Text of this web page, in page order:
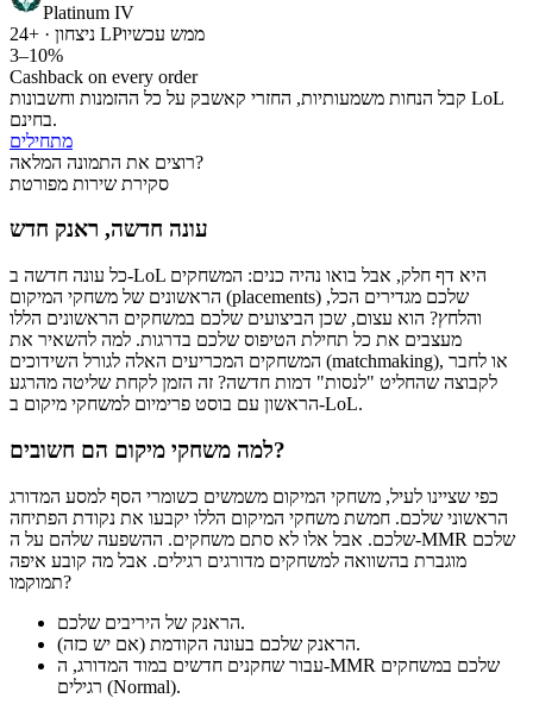
Platinum IV
ניצחון · +24 LPממש עכשיו
3–10%
Cashback on every order
קבל הנחות משמעותיות, החזרי קאשבק על כל ההזמנות וחשבונות LoL
בחינם.
מתחילים
רוצים את התמונה המלאה?
סקירת שירות מפורטת
עונה חדשה, ראנק חדש
כל עונה חדשה ב-LoL היא דף חלק, אבל בואו נהיה כנים: המשחקים
הראשונים של משחקי המיקום (placements) שלכם מגדירים הכל,
והלחץ? הוא עצום, שכן הביצועים שלכם במשחקים הראשונים הללו
מעצבים את כל תחילת הטיפוס שלכם בדרגות. למה להשאיר את
המשחקים המכריעים האלה לגורל השידוכים (matchmaking), או לחבר
לקבוצה שהחליט "לנסות" דמות חדשה? זה הזמן לקחת שליטה מהרגע
הראשון עם בוסט פרימיום למשחקי מיקום ב-LoL.
למה משחקי מיקום הם חשובים?
כפי שציינו לעיל, משחקי המיקום משמשים כשומרי הסף למסע המדורג
הראשוני שלכם. חמשת משחקי המיקום הללו יקבעו את נקודת הפתיחה
שלכם. אבל אלו לא סתם משחקים. ההשפעה שלהם על ה-MMR שלכם
מוגברת בהשוואה למשחקים מדורגים רגילים. אבל מה קובע איפה
תמוקמו?
הראנק של היריבים שלכם.
הראנק שלכם בעונה הקודמת (אם יש כזה).
עבור שחקנים חדשים במוד המדורג, ה-MMR שלכם במשחקים
רגילים (Normal).